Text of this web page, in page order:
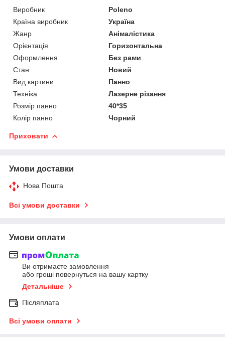
Виробник
Poleno
Країна виробник
Україна
Жанр
Анімалістика
Орієнтація
Горизонтальна
Оформлення
Без рами
Стан
Новий
Вид картини
Панно
Техніка
Лазерне різання
Розмір панно
40*35
Колір панно
Чорний
Приховати
Умови доставки
Нова Пошта
Всі умови доставки
Умови оплати
Ви отримаєте замовлення
або гроші повернуться на вашу картку
Детальніше
Післяплата
Всі умови оплати